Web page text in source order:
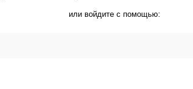
или войдите с помощью: